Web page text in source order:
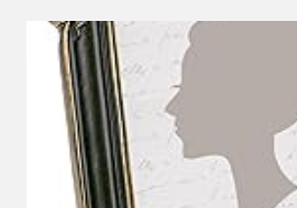
FOTORAHMEN,
ANTIKGOLD
BILDERRAHMEN
20×30
IM
BAROCKSTIL,